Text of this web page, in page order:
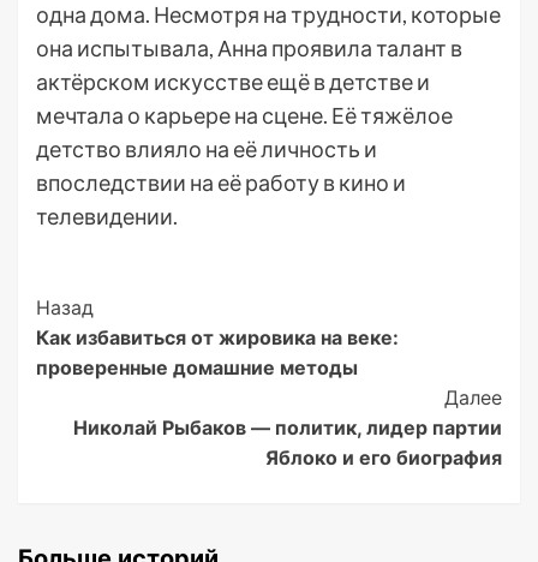
одна дома. Несмотря на трудности, которые
она испытывала, Анна проявила талант в
актёрском искусстве ещё в детстве и
мечтала о карьере на сцене. Её тяжёлое
детство влияло на её личность и
впоследствии на её работу в кино и
телевидении.
Post
Navigation
Назад
Как избавиться от жировика на веке:
проверенные домашние методы
Далее
Николай Рыбаков — политик, лидер партии
Яблоко и его биография